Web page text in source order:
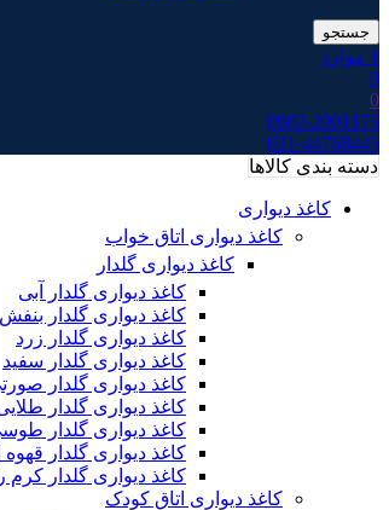
جستجو
1 موارد
0
0
0902-2001175
021-44768445
دسته بندی کالاها
کاغذ دیواری
کاغذ دیواری اتاق خواب
کاغذ دیواری گلدار
کاغذ دیواری گلدار آبی
کاغذ دیواری گلدار بنفش
کاغذ دیواری گلدار زرد
کاغذ دیواری گلدار سفید
کاغذ دیواری گلدار
کاغذ دیواری گلدار
کاغذ دیواری گلدار
کاغذ دیواری گلدار قهوه
کاغذ دیواری گلدار کرم
کاغذ دیواری اتاق کودک